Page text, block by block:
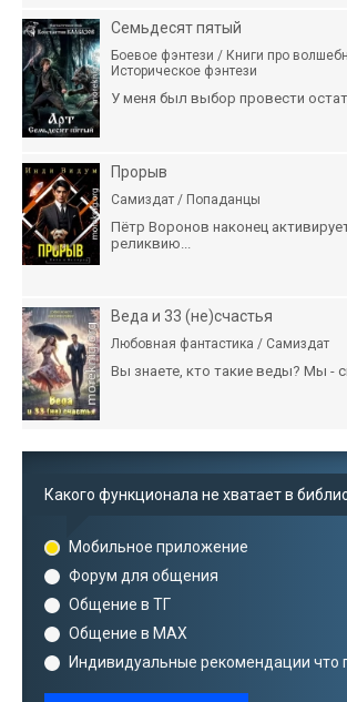
Семьдесят пятый
Боевое фэнтези / Книги про
Историческое фэнтези
У меня был выбор провести
Прорыв
Самиздат / Попаданцы
Пётр Воронов наконец
реликвию...
Веда и 33 (не)счастья
Любовная фантастика / Самиздат
Вы знаете, кто такие веды? Мы -
Какого функционала не хватает в
Мобильное приложение
Форум для общения
Общение в ТГ
Общение в MAX
Индивидуальные рекомендации что